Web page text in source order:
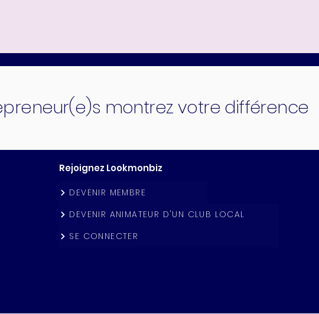
montrez votre différence
Rejoignez Lookmonbiz
DEVENIR MEMBRE
DEVENIR ANIMATEUR D'UN CLUB LOCAL
SE CONNECTER